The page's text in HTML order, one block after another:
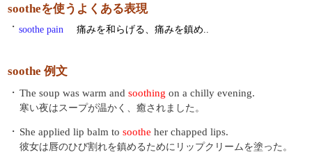
sootheを使うよくある表現
・ soothe pain 痛みを和らげる、痛みを鎮め..
soothe 例文
・ The soup was warm and soothing on a chilly evening.
寒い夜はスープが温かく、癒されました。
・ She applied lip balm to soothe her chapped lips.
彼女は唇のひび割れを鎮めるためにリップクリームを塗った。